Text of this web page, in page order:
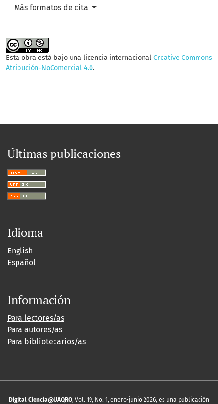
Más formatos de cita
Esta obra está bajo una licencia internacional Creative Commons
Atribución-NoComercial 4.0.
Últimas publicaciones
Idioma
English
Español
Información
Para lectores/as
Para autores/as
Para bibliotecarios/as
Digital Ciencia@UAQRO, Vol. 19, No. 1, enero-junio 2026, es una publicación